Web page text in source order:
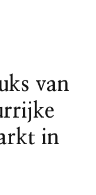
van
in